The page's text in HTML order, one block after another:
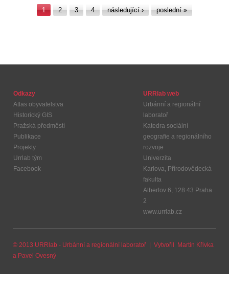
Stránky1 2 3 4 následující › poslední »
Odkazy
Atlas obyvatelstva
Historický GIS
Pražská předměstí
Publikace
Projekty
Urrlab tým
Facebook
URRlab web
Urbánní a regionální
laboratoř
Katedra sociální
geografie a regionálního
rozvoje
Univerzita
Karlova, Přírodovědecká
fakulta
Albertov 6, 128 43 Praha
2
www.urrlab.cz
© 2013 URRlab - Urbánní a regionální laboratoř | Vytvořil
Martin Křivka
a Pavel Ovesný